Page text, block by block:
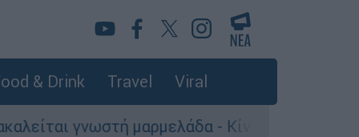
& Drink Travel Viral
μαρμελάδα - Κίνδυνος θραύσης στη